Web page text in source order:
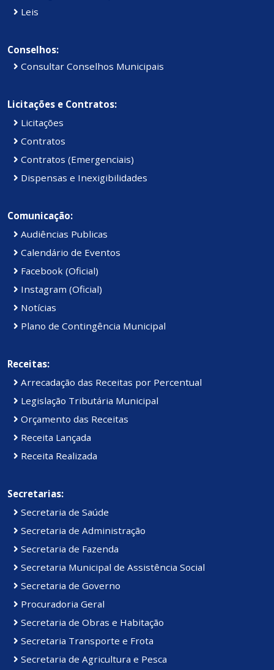
Leis
Conselhos:
Consultar Conselhos Municipais
Licitações e Contratos:
Licitações
Contratos
Contratos (Emergenciais)
Dispensas e Inexigibilidades
Comunicação:
Audiências Publicas
Calendário de Eventos
Facebook (Oficial)
Instagram (Oficial)
Notícias
Plano de Contingência Municipal
Receitas:
Arrecadação das Receitas por Percentual
Legislação Tributária Municipal
Orçamento das Receitas
Receita Lançada
Receita Realizada
Secretarias:
Secretaria de Saúde
Secretaria de Administração
Secretaria de Fazenda
Secretaria Municipal de Assistência Social
Secretaria de Governo
Procuradoria Geral
Secretaria de Obras e Habitação
Secretaria Transporte e Frota
Secretaria de Agricultura e Pesca